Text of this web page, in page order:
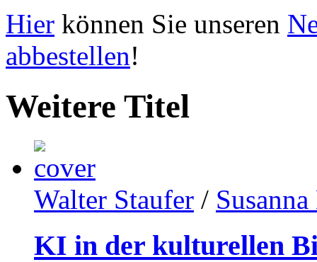
Hier können Sie unseren
abbestellen!
Weitere Titel
Walter Staufer /
KI in der kulturellen